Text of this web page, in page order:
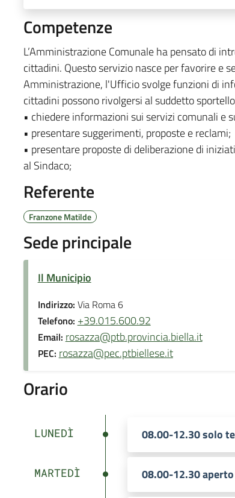
Competenze
L’Amministrazione Comunale ha pensato di
cittadini. Questo servizio nasce per favorire e
Amministrazione, l'Ufficio svolge funzioni di
cittadini possono rivolgersi al suddetto
• chiedere informazioni sui servizi comunali
• presentare suggerimenti, proposte e reclami;
• presentare proposte di deliberazione di
al Sindaco;
Referente
Franzone Matilde
Sede principale
Il Municipio
Indirizzo: Via Roma 6
Telefono: +39.015.600.92
Email: rosazza@ptb.provincia.biella.it
PEC: rosazza@pec.ptbiellese.it
Orario
LUNEDÌ 08.00-12.30 solo
MARTEDÌ 08.00-12.30